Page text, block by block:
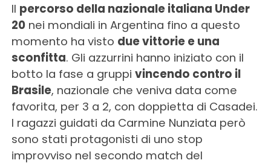
Il percorso della nazionale italiana Under
20nei mondiali in Argentina fino a questo
momento ha visto due vittorie e una
sconfitta. Gli azzurrini hanno iniziato con il
botto la fase a gruppi vincendo contro il
Brasile, nazionale che veniva data come
favorita, per 3 a 2, con doppietta di Casadei.
I ragazzi guidati da Carmine Nunziata però
sono stati protagonisti di uno stop
improvviso nel secondo match del